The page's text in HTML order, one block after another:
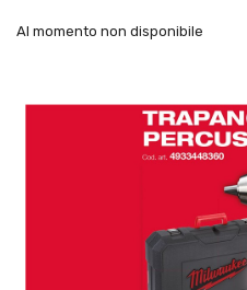
Al momento non disponibile